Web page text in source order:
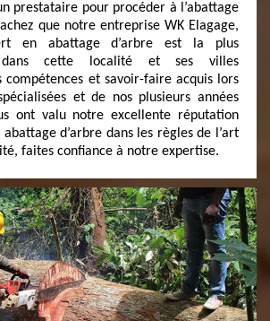
prestataire pour procéder à l’abattage
que notre entreprise WK Elagage,
en abattage d’arbre est la plus
dans cette localité et ses villes
compétences et savoir-faire acquis lors
et de nos plusieurs années
ont valu notre excellente réputation
d’arbre dans les règles de l’art
faites confiance à notre expertise.